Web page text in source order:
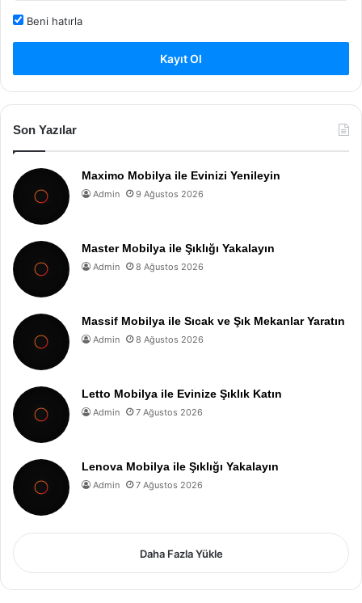
Beni hatırla
Kayıt Ol
Son Yazılar
Maximo Mobilya ile Evinizi Yenileyin
Admin 9 Ağustos 2026
Master Mobilya ile Şıklığı Yakalayın
Admin 8 Ağustos 2026
Massif Mobilya ile Sıcak ve Şık Mekanlar Yaratın
Admin 8 Ağustos 2026
Letto Mobilya ile Evinize Şıklık Katın
Admin 7 Ağustos 2026
Lenova Mobilya ile Şıklığı Yakalayın
Admin 7 Ağustos 2026
Daha Fazla Yükle